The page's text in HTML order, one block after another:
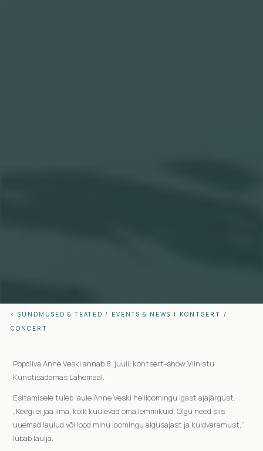
< SÜNDMUSED & TEATED / EVENTS & NEWS | KONTSERT /
CONCERT
Popdiiva Anne Veski annab 8. juulil kontsert-show Viinistu
Kunstisadamas Lahemaal.
Esitamisele tuleb laule Anne Veski heliloomingu igast ajajärgust.
„Keegi ei jää ilma, kõik kuulevad oma lemmikuid. Olgu need siis
uuemad laulud või lood minu loomingu algusajast ja kuldvaramust,“
lubab laulja.